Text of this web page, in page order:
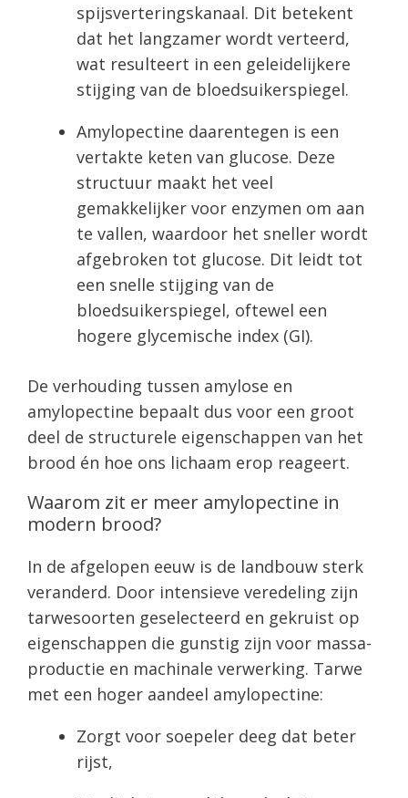
spijsverteringskanaal. Dit betekent
dat het langzamer wordt verteerd,
wat resulteert in een geleidelijkere
stijging van de bloedsuikerspiegel.
Amylopectine daarentegen is een
vertakte keten van glucose. Deze
structuur maakt het veel
gemakkelijker voor enzymen om aan
te vallen, waardoor het sneller wordt
afgebroken tot glucose. Dit leidt tot
een snelle stijging van de
bloedsuikerspiegel, oftewel een
hogere glycemische index (GI).
De verhouding tussen amylose en
amylopectine bepaalt dus voor een groot
deel de structurele eigenschappen van het
brood én hoe ons lichaam erop reageert.
Waarom zit er meer amylopectine in
modern brood?
In de afgelopen eeuw is de landbouw sterk
veranderd. Door intensieve veredeling zijn
tarwesoorten geselecteerd en gekruist op
eigenschappen die gunstig zijn voor massa-
productie en machinale verwerking. Tarwe
met een hoger aandeel amylopectine:
Zorgt voor soepeler deeg dat beter
rijst,